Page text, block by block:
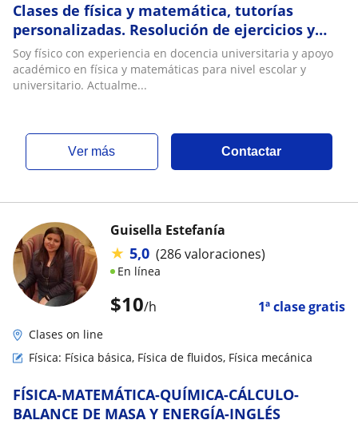
Clases de física y matemática, tutorías
personalizadas. Resolución de ejercicios y
talleres
Soy físico con experiencia en docencia universitaria y apoyo
académico en física y matemáticas para nivel escolar y
universitario. Actualme...
ver más Contactar
$10/h 1ª clase gratis
Guisella Estefanía
★ 5,0 (286 valoraciones)
En línea
Clases on line
Física: Física básica, Física de fluidos, Física mecánica
FÍSICA-MATEMÁTICA-QUÍMICA-CÁLCULO-
BALANCE DE MASA Y ENERGÍA-INGLÉS